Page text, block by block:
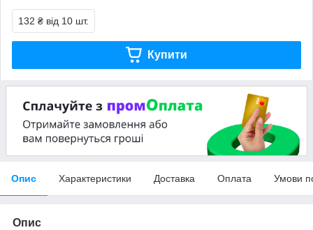
132 ₴ від 10 шт.
Купити
Опис Характеристики Доставка Оплата Умови
Опис